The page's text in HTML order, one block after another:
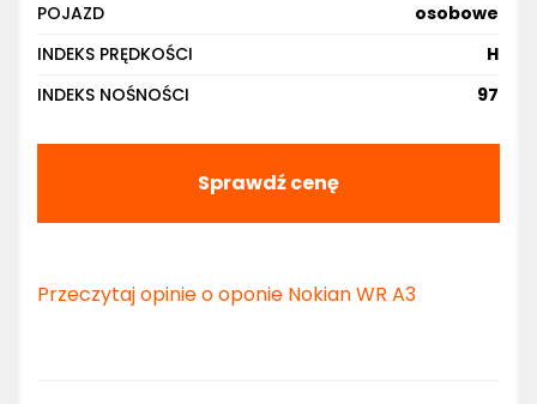
POJAZD
osobowe
INDEKS PRĘDKOŚCI
H
INDEKS NOŚNOŚCI
97
Sprawdź cenę
Przeczytaj opinie o oponie Nokian WR A3